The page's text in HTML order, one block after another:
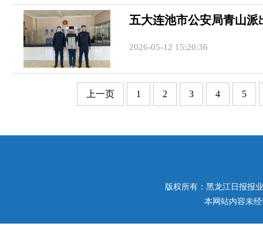
五大连池市公安局青山
2026-05-12 15:20:36
上一页 1 2 3 4 5
版权所有：黑龙江日报报
本网站内容未